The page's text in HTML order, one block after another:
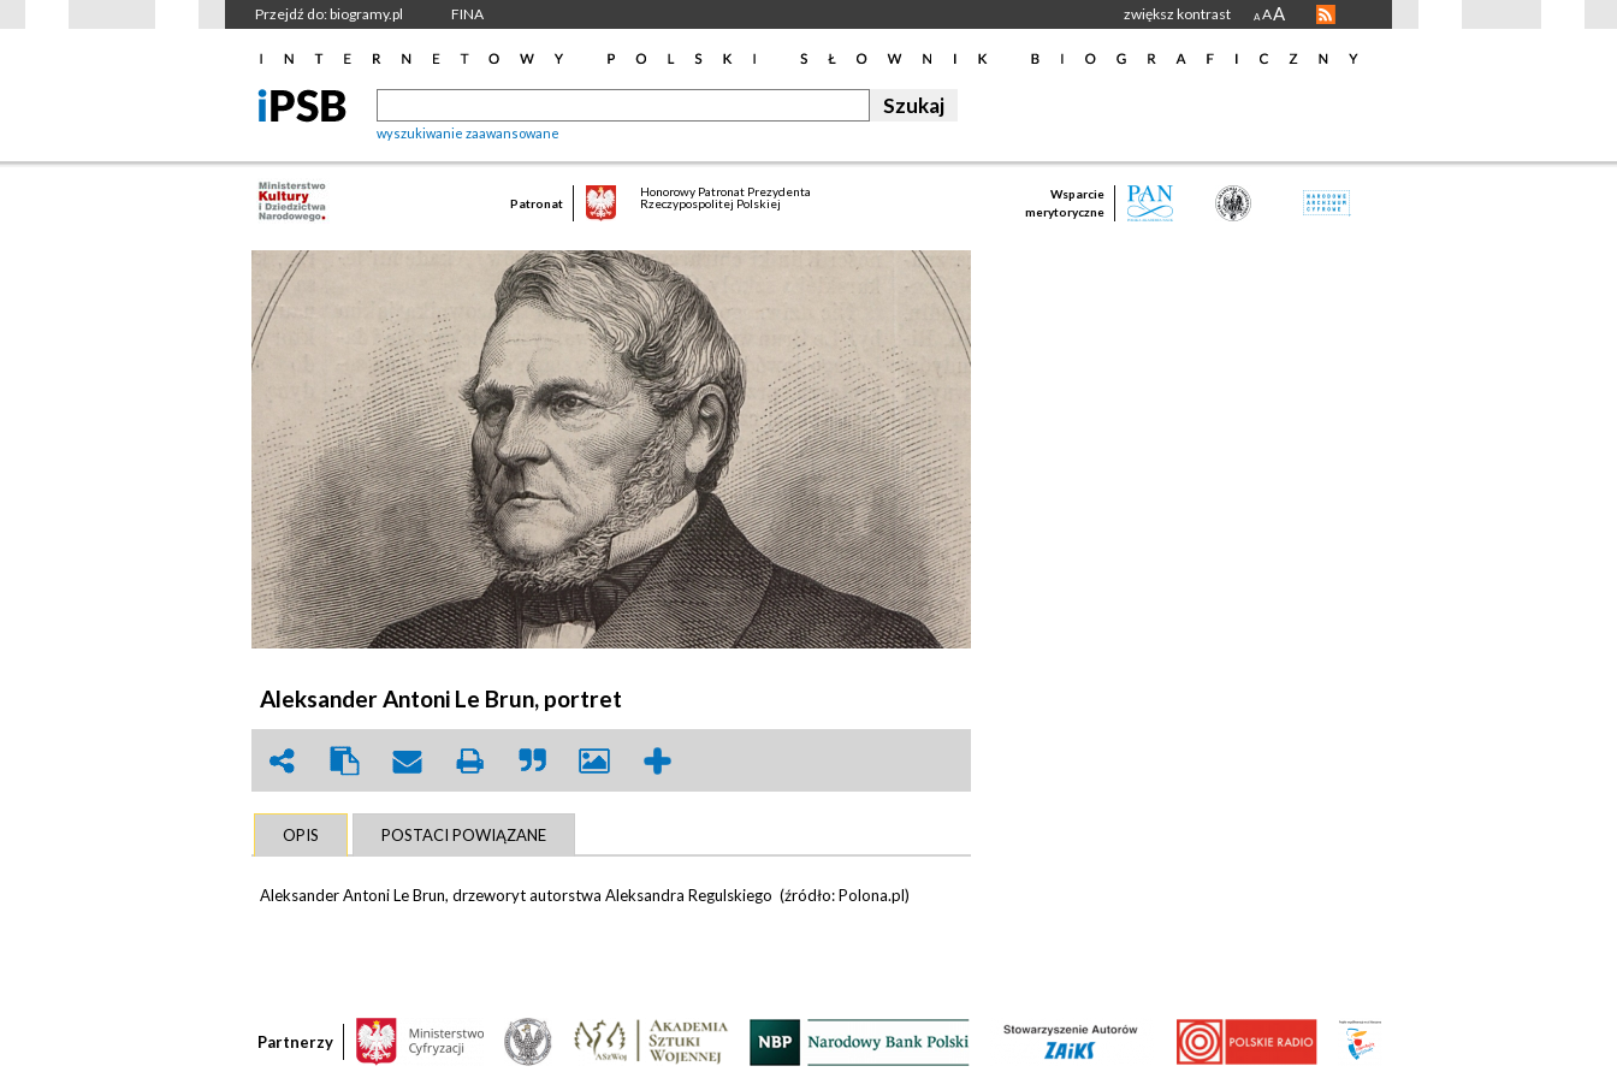
Przejdź do: biogramy.pl FINA zwiększ kontrast A AA
wyszukiwanie zaawansowane
Patronat
Honorowy Patronat Prezydenta
Rzeczypospolitej Polskiej
Wsparcie
merytoryczne
Aleksander Antoni Le Brun, portret
OPIS POSTACI POWIĄZANE
Aleksander Antoni Le Brun, drzeworyt autorstwa Aleksandra Regulskiego (źródło: Polona.pl)
Partnerzy